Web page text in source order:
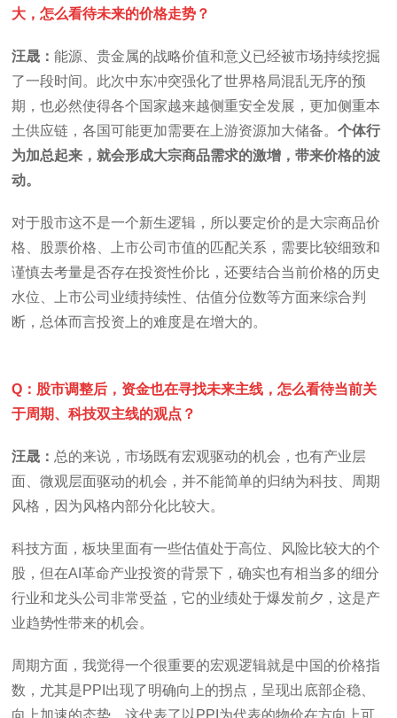
大，怎么看待未来的价格走势？
汪晟：能源、贵金属的战略价值和意义已经被市场持续挖掘
了一段时间。此次中东冲突强化了世界格局混乱无序的预
期，也必然使得各个国家越来越侧重安全发展，更加侧重本
土供应链，各国可能更加需要在上游资源加大储备。个体行
为加总起来，就会形成大宗商品需求的激增，带来价格的波
动。
对于股市这不是一个新生逻辑，所以要定价的是大宗商品价
格、股票价格、上市公司市值的匹配关系，需要比较细致和
谨慎去考量是否存在投资性价比，还要结合当前价格的历史
水位、上市公司业绩持续性、估值分位数等方面来综合判
断，总体而言投资上的难度是在增大的。
Q：股市调整后，资金也在寻找未来主线，怎么看待当前关
于周期、科技双主线的观点？
汪晟： 总的来说，市场既有宏观驱动的机会，也有产业层
面、微观层面驱动的机会，并不能简单的归纳为科技、周期
风格，因为风格内部分化比较大。
科技方面，板块里面有一些估值处于高位、风险比较大的个
股，但在AI革命产业投资的背景下，确实也有相当多的细分
行业和龙头公司非常受益，它的业绩处于爆发前夕，这是产
业趋势性带来的机会。
周期方面，我觉得一个很重要的宏观逻辑就是中国的价格指
数，尤其是PPI出现了明确向上的拐点，呈现出底部企稳、
向上加速的态势。这代表了以PPI为代表的物价在方向上可